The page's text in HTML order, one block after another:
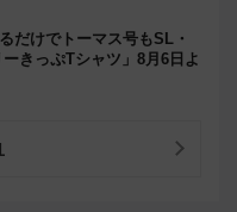
だけでトーマス号もSL・
きっぷTシャツ」8月6日よ